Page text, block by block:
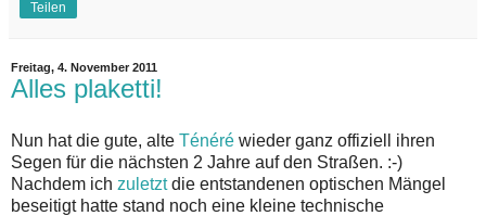
Teilen
Freitag, 4. November 2011
Alles plaketti!
Nun hat die gute, alte Ténéré wieder ganz offiziell ihren
Segen für die nächsten 2 Jahre auf den Straßen. :-)
Nachdem ich zuletztdie entstandenen optischen Mängel
beseitigt hatte stand noch eine kleine technische